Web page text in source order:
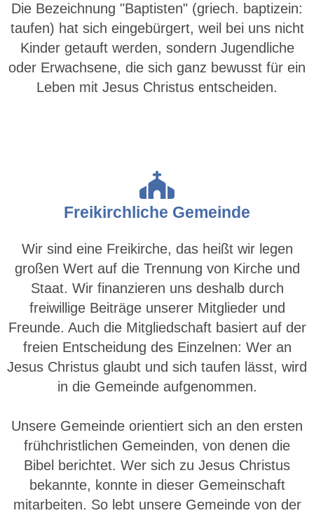
Die Bezeichnung "Baptisten" (griech. baptizein:
taufen) hat sich eingebürgert, weil bei uns nicht
Kinder getauft werden, sondern Jugendliche
oder Erwachsene, die sich ganz bewusst für ein
Leben mit Jesus Christus entscheiden.
Freikirchliche Gemeinde
Wir sind eine Freikirche, das heißt wir legen
großen Wert auf die Trennung von Kirche und
Staat. Wir finanzieren uns deshalb durch
freiwillige Beiträge unserer Mitglieder und
Freunde. Auch die Mitgliedschaft basiert auf der
freien Entscheidung des Einzelnen: Wer an
Jesus Christus glaubt und sich taufen lässt, wird
in die Gemeinde aufgenommen.
Unsere Gemeinde orientiert sich an den ersten
frühchristlichen Gemeinden, von denen die
Bibel berichtet. Wer sich zu Jesus Christus
bekannte, konnte in dieser Gemeinschaft
mitarbeiten. So lebt unsere Gemeinde von der